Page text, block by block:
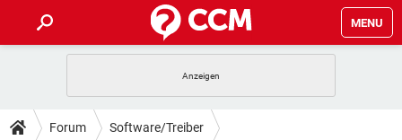
MENU
ANDROID IOS
TIPPS & TRICKS
Forum Software/Treiber